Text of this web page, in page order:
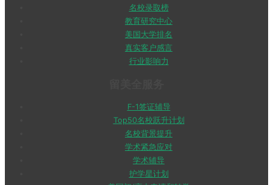
名校录取榜
教育研究中心
美国大学排名
真实客户感言
行业影响力
F-1签证辅导
Top50名校跃升计划
名校背景提升
学术紧急应对
学术辅导
护学星计划